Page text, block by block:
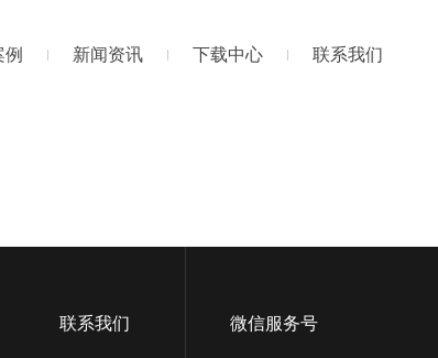
例 新闻资讯 下载中心 联系我们
联系我们 微信服务号